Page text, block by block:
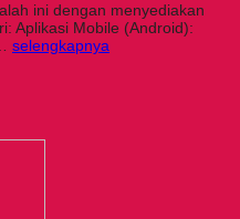
ini dengan menyediakan
Aplikasi Mobile (Android):
selengkapnya